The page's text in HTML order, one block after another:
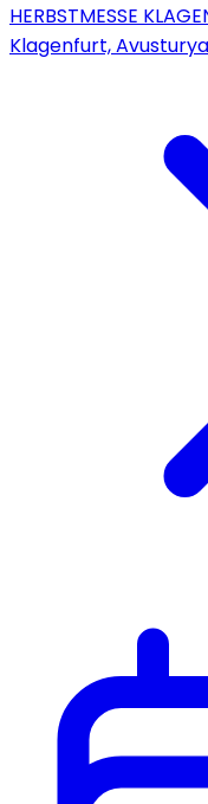
HERBSTMESSE
Klagenfurt, Avusturya